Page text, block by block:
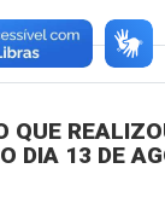
QUE
DIA 13 DE